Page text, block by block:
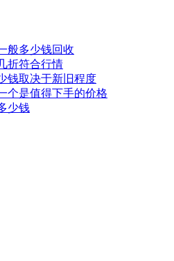
般多少钱回收
折符合行情
钱取决于新旧程度
个是值得下手的价格
少钱